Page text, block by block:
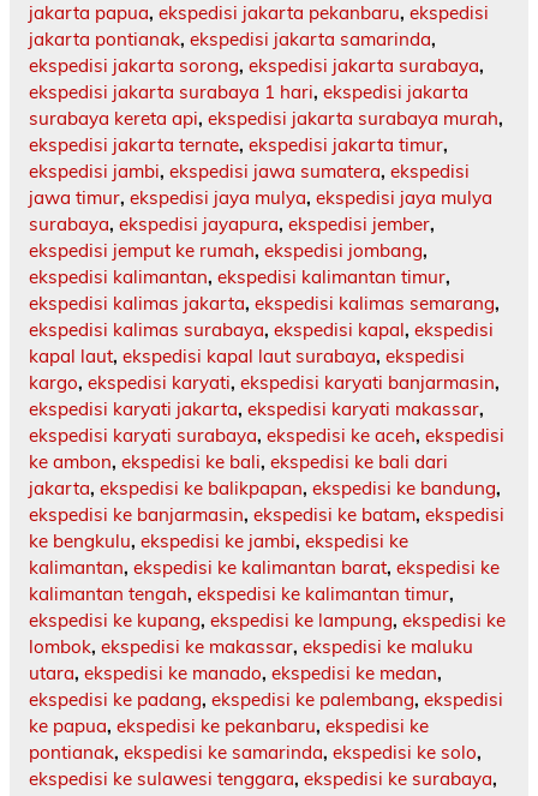
jakarta papua, ekspedisi jakarta pekanbaru, ekspedisi
jakarta pontianak, ekspedisi jakarta samarinda,
ekspedisi jakarta sorong, ekspedisi jakarta surabaya,
ekspedisi jakarta surabaya 1 hari, ekspedisi jakarta
surabaya kereta api, ekspedisi jakarta surabaya murah,
ekspedisi jakarta ternate, ekspedisi jakarta timur,
ekspedisi jambi, ekspedisi jawa sumatera, ekspedisi
jawa timur, ekspedisi jaya mulya, ekspedisi jaya mulya
surabaya, ekspedisi jayapura, ekspedisi jember,
ekspedisi jemput ke rumah, ekspedisi jombang,
ekspedisi kalimantan, ekspedisi kalimantan timur,
ekspedisi kalimas jakarta, ekspedisi kalimas semarang,
ekspedisi kalimas surabaya, ekspedisi kapal, ekspedisi
kapal laut, ekspedisi kapal laut surabaya, ekspedisi
kargo, ekspedisi karyati, ekspedisi karyati banjarmasin,
ekspedisi karyati jakarta, ekspedisi karyati makassar,
ekspedisi karyati surabaya, ekspedisi ke aceh, ekspedisi
ke ambon, ekspedisi ke bali, ekspedisi ke bali dari
jakarta, ekspedisi ke balikpapan, ekspedisi ke bandung,
ekspedisi ke banjarmasin, ekspedisi ke batam, ekspedisi
ke bengkulu, ekspedisi ke jambi, ekspedisi ke
kalimantan, ekspedisi ke kalimantan barat, ekspedisi ke
kalimantan tengah, ekspedisi ke kalimantan timur,
ekspedisi ke kupang, ekspedisi ke lampung, ekspedisi ke
lombok, ekspedisi ke makassar, ekspedisi ke maluku
utara, ekspedisi ke manado, ekspedisi ke medan,
ekspedisi ke padang, ekspedisi ke palembang, ekspedisi
ke papua, ekspedisi ke pekanbaru, ekspedisi ke
pontianak, ekspedisi ke samarinda, ekspedisi ke solo,
ekspedisi ke sulawesi tenggara, ekspedisi ke surabaya,